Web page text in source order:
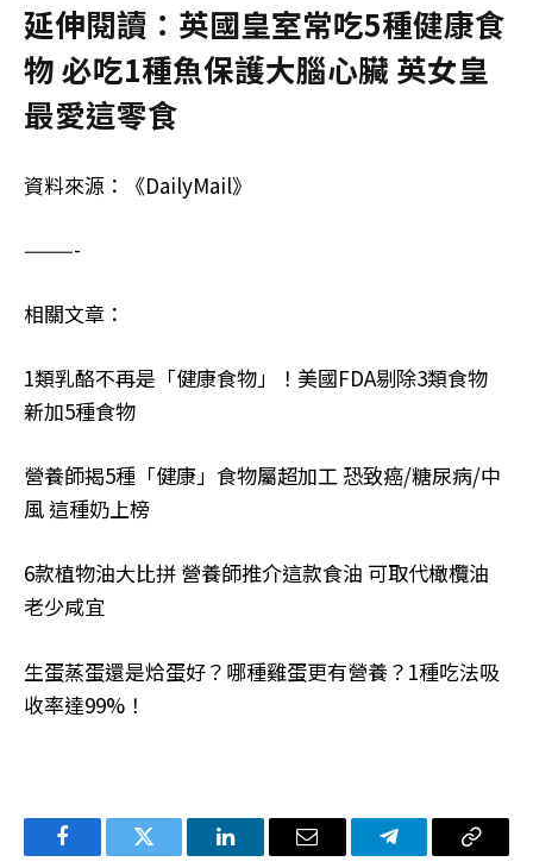
延伸閱讀：英國皇室常吃5種健康食
物 必吃1種魚保護大腦心臟 英女皇
最愛這零食
資料來源：《DailyMail》
———-
相關文章：
1類乳酪不再是「健康食物」！美國FDA剔除3類食物
新加5種食物
營養師揭5種「健康」食物屬超加工 恐致癌/糖尿病/中
風 這種奶上榜
6款植物油大比拼 營養師推介這款食油 可取代橄欖油
老少咸宜
生蛋蒸蛋還是烚蛋好？哪種雞蛋更有營養？1種吃法吸
收率達99%！
FacebookTwitter LinkedIn电
Telegram复